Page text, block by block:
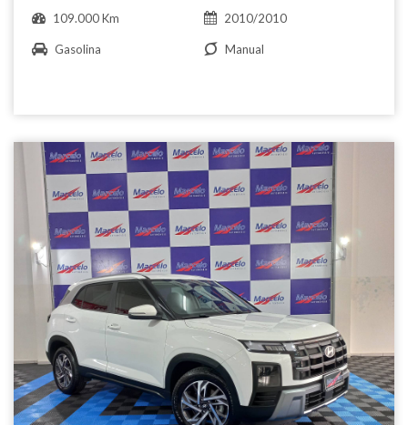
109.000 Km 2010/2010
Gasolina Manual